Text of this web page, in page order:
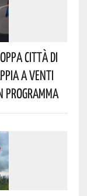
Città Di
A Venti
Programma